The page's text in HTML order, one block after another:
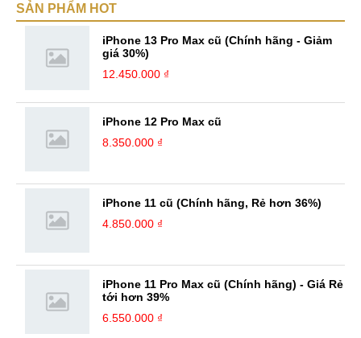
hiểu biết mới mẻ và thú vị. Tinh thần tự giác và sự chuyên nghiệp là
SẢN PHẨM HOT
iPhone 13 Pro Max cũ (Chính hãng - Giảm
giá 30%)
12.450.000 ₫
iPhone 12 Pro Max cũ
8.350.000 ₫
iPhone 11 cũ (Chính hãng, Rẻ hơn 36%)
4.850.000 ₫
iPhone 11 Pro Max cũ (Chính hãng) - Giá Rẻ
tới hơn 39%
6.550.000 ₫